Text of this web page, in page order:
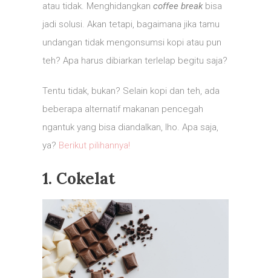
atau tidak. Menghidangkan coffee break bisa
jadi solusi. Akan tetapi, bagaimana jika tamu
undangan tidak mengonsumsi kopi atau pun
teh? Apa harus dibiarkan terlelap begitu saja?
Tentu tidak, bukan? Selain kopi dan teh, ada
beberapa alternatif makanan pencegah
ngantuk yang bisa diandalkan, lho. Apa saja,
ya? Berikut pilihannya!
1. Cokelat